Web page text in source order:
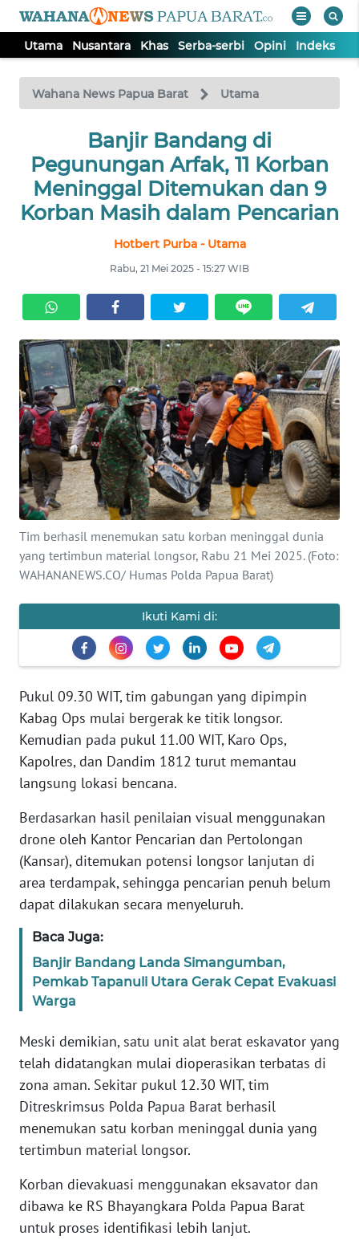
Utama Nusantara Khas Serba-serbi Opini Indeks
Wahana News Papua Barat Utama
Banjir Bandang di
Pegunungan Arfak, 11 Korban
Meninggal Ditemukan dan 9
Korban Masih dalam Pencarian
Hotbert Purba - Utama
Rabu, 21 Mei 2025 - 15:27 WIB
Tim berhasil menemukan satu korban meninggal dunia
yang tertimbun material longsor, Rabu 21 Mei 2025. (Foto:
WAHANANEWS.CO/ Humas Polda Papua Barat)
Ikuti Kami di:
Pukul 09.30 WIT, tim gabungan yang dipimpin
Kabag Ops mulai bergerak ke titik longsor.
Kemudian pada pukul 11.00 WIT, Karo Ops,
Kapolres, dan Dandim 1812 turut memantau
langsung lokasi bencana.
Berdasarkan hasil penilaian visual menggunakan
drone oleh Kantor Pencarian dan Pertolongan
(Kansar), ditemukan potensi longsor lanjutan di
area terdampak, sehingga pencarian penuh belum
dapat dilakukan secara menyeluruh.
Baca Juga:
Banjir Bandang Landa Simangumban,
Pemkab Tapanuli Utara Gerak Cepat Evakuasi
Warga
Meski demikian, satu unit alat berat eskavator yang
telah didatangkan mulai dioperasikan terbatas di
zona aman. Sekitar pukul 12.30 WIT, tim
Ditreskrimsus Polda Papua Barat berhasil
menemukan satu korban meninggal dunia yang
tertimbun material longsor.
Korban dievakuasi menggunakan eksavator dan
dibawa ke RS Bhayangkara Polda Papua Barat
untuk proses identifikasi lebih lanjut.
TV
Tutup
NUSANTARA
SERBI
OPINI
Informasi
INDEKS
BERITA
KONTAK
KAMI
INFO
IKLAN
KAMI
PEDOMAN
MEDIA
REDAKSI
KARIR
DISCLAIMER
Wahana
News
Regional
SUMUT
WN
JAKARTA
WN
JABAR
WN
NTT
WN
KEPRI